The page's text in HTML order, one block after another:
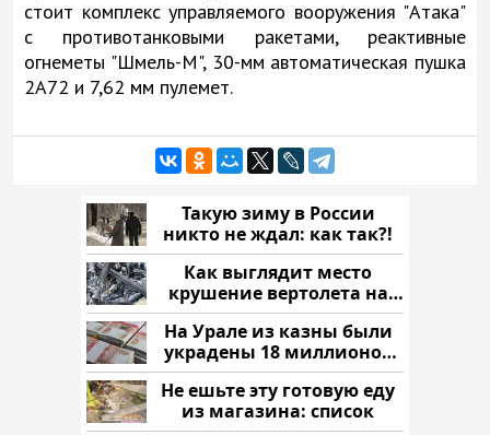
стоит комплекс управляемого вооружения "Атака"
с противотанковыми ракетами, реактивные
огнеметы "Шмель-М", 30-мм автоматическая пушка
2А72 и 7,62 мм пулемет.
Такую зиму в России
никто не ждал: как так?!
Как выглядит место
крушение вертолета на
Кавказе: смотреть
На Урале из казны были
украдены 18 миллионов
рублей
Не ешьте эту готовую еду
из магазина: список